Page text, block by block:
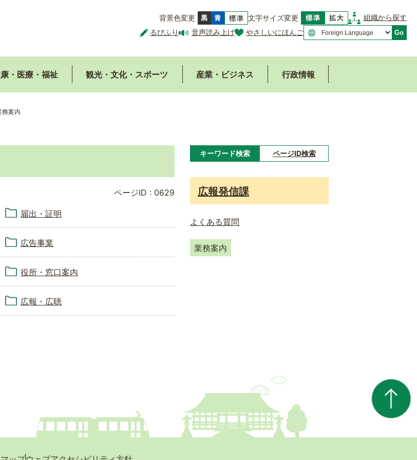
背景色変更 文字サイズ変更
組織から探す
るびふり
音声読み上げ やさしいにほんご Go
・医療・福祉 観光・文化・スポーツ 産業・ビジネス 行政情報
務案内
ページID : 0629
届出・証明
広告事業
役所・窓口案内
広報・広聴
キーワード検索 ページID検索
ワ
ー
検
広報発信課
よくある質問
業務案内